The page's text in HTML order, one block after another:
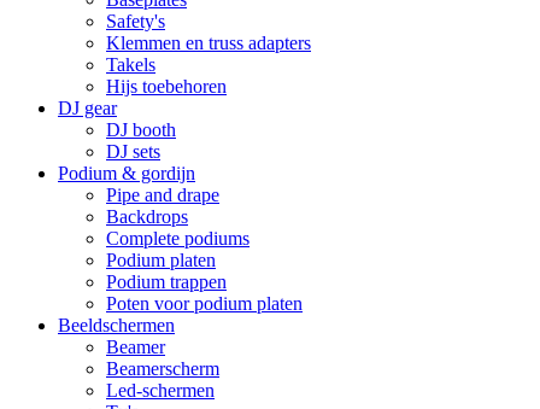
Safety's
Klemmen en truss adapters
Takels
Hijs toebehoren
DJ gear
DJ booth
DJ sets
Podium & gordijn
Pipe and drape
Backdrops
Complete podiums
Podium platen
Podium trappen
Poten voor podium platen
Beeldschermen
Beamer
Beamerscherm
Led-schermen